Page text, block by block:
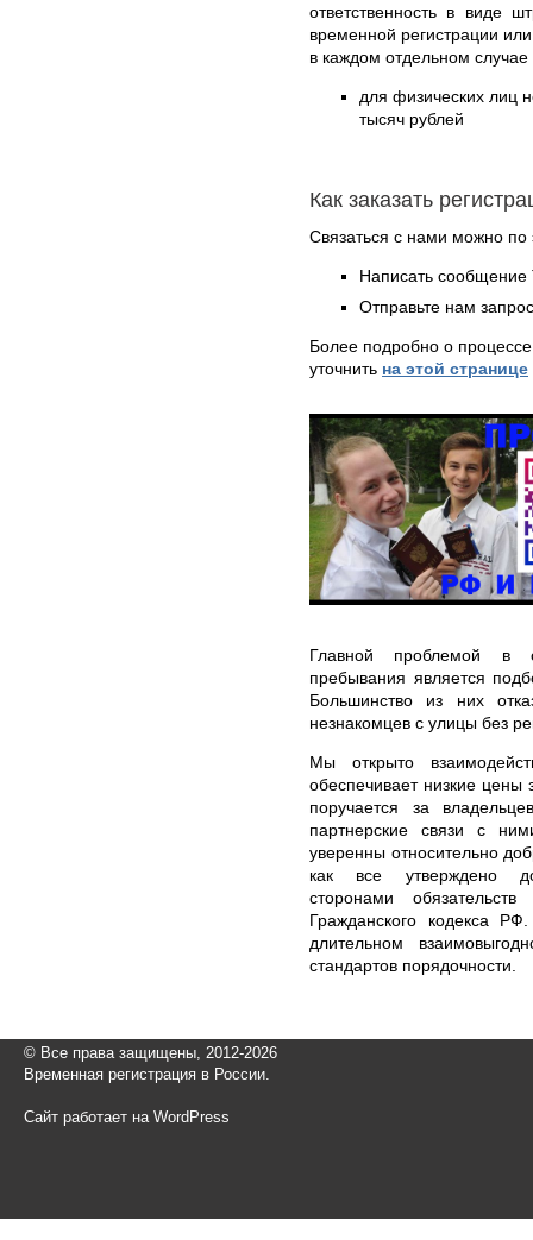
ответственность в виде
временной регистрации
в каждом отдельном случае
для физических лиц
тысяч рублей
Как заказать
Связаться с нами можно по
Написать
Отправьте нам
Более подробно о
уточнить на этой странице
Главной проблемой в
пребывания является
Большинство из них
незнакомцев с улицы без
Мы открыто
обеспечивает низкие
поручается за
партнерские связи с
уверенны относительно
как все утверждено
сторонами
Гражданского кодекса
длительном
стандартов порядочности.
© Все права защищены, 2012-2026
Временная регистрация в России.
Сайт работает на WordPress